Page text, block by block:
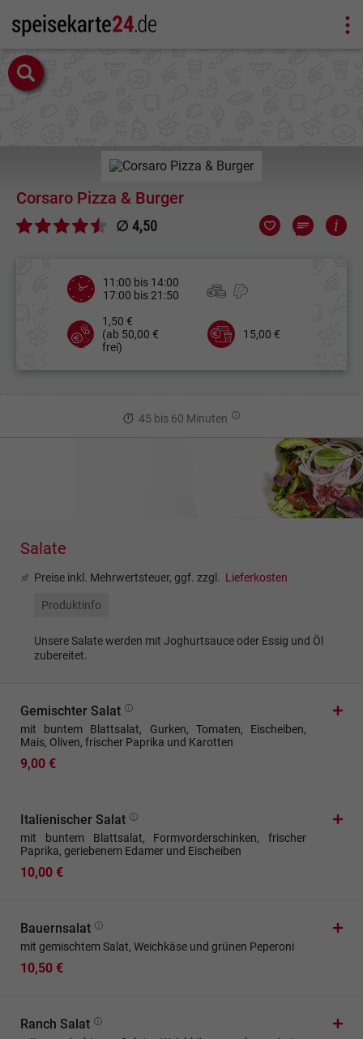
Corsaro Pizza & Burger
∅ 4,50
11:00 bis 14:00
17:00 bis 21:50
1,50 €
(ab 50,00 €
frei)
15,00 €
45 bis 60 Minuten
Salate
Preise inkl. Mehrwertsteuer, ggf. zzgl. Lieferkosten
Produktinfo
Unsere Salate werden mit Joghurtsauce oder Essig und Öl
zubereitet.
Gemischter Salat
mit buntem Blattsalat, Gurken, Tomaten, Eischeiben,
Mais, Oliven, frischer Paprika und Karotten
9,00 €
Italienischer Salat
mit buntem Blattsalat, Formvorderschinken, frischer
Paprika, geriebenem Edamer und Eischeiben
10,00 €
Bauernsalat
mit gemischtem Salat, Weichkäse und grünen Peperoni
10,50 €
Ranch Salat